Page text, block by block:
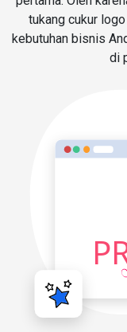
tukang cukur
kebutuhan bisnis
di